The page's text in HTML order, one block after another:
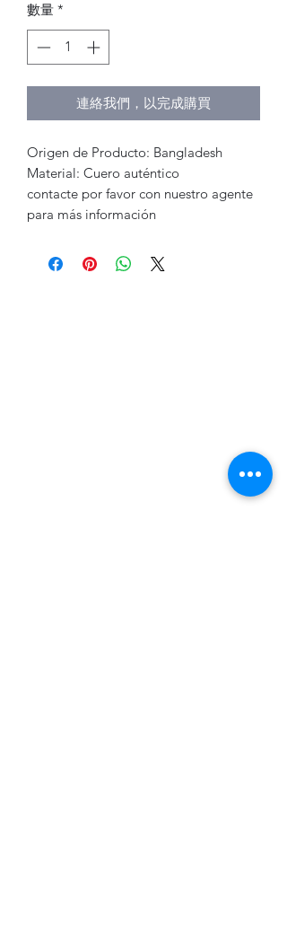
數量 *
連絡我們，以完成購買
Origen de Producto: Bangladesh
Material: Cuero auténtico
contacte por favor con nuestro agente
para más información